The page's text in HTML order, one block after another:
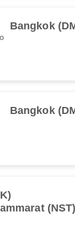
Bangkok
Bangkok
(NST)